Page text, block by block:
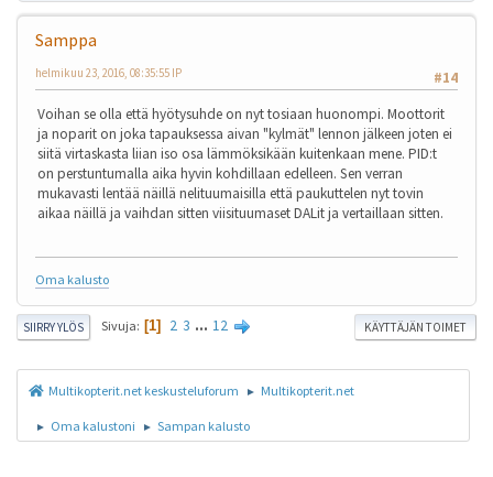
Samppa
#14
helmikuu 23, 2016, 08:35:55 IP
Voihan se olla että hyötysuhde on nyt tosiaan huonompi. Moottorit
ja noparit on joka tapauksessa aivan "kylmät" lennon jälkeen joten ei
siitä virtaskasta liian iso osa lämmöksikään kuitenkaan mene. PID:t
on perstuntumalla aika hyvin kohdillaan edelleen. Sen verran
mukavasti lentää näillä nelituumaisilla että paukuttelen nyt tovin
aikaa näillä ja vaihdan sitten viisituumaset DALit ja vertaillaan sitten.
Oma kalusto
SIIRRY YLÖS Sivuja 1 2 3 ... 12 KÄYTTÄJÄN TOIMET
Multikopterit.net keskusteluforum ► Multikopterit.net
► Oma kalustoni ► Sampan kalusto